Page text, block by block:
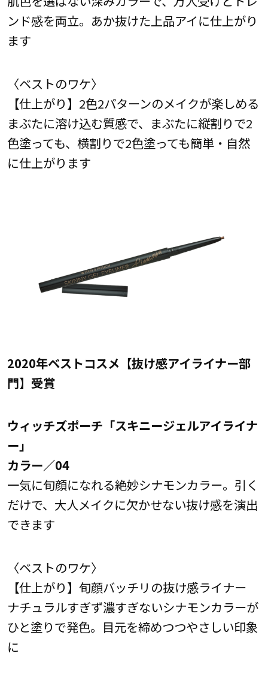
ンド感を両立。あか抜けた上品アイに仕上がり
ます
〈ベストのワケ〉
【仕上がり】2色2パターンのメイクが楽しめる
まぶたに溶け込む質感で、まぶたに縦割りで2
色塗っても、横割りで2色塗っても簡単・自然
に仕上がります
2020年ベストコスメ【抜け感アイライナー部
門】受賞
ウィッチズポーチ「スキニージェルアイライナ
ー」
カラー／04
一気に旬顔になれる絶妙シナモンカラー。引く
だけで、大人メイクに欠かせない抜け感を演出
できます
〈ベストのワケ〉
【仕上がり】旬顔バッチリの抜け感ライナー
ナチュラルすぎず濃すぎないシナモンカラーが
ひと塗りで発色。目元を締めつつやさしい印象
に